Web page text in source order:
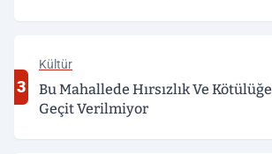
3
Kültür
Bu Mahallede Hırsızlık Ve Kötülüğe
Geçit Verilmiyor